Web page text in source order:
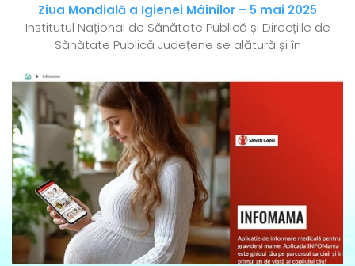
Ziua Mondială a Igienei Mâinilor – 5 mai 2025
Institutul Național de Sănătate Publică și Direcțiile de
Sănătate Publică Județene se alătură și în